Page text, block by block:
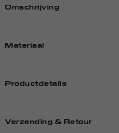
Omschrijving
Materiaal
Productdetails
Verzending & Retour